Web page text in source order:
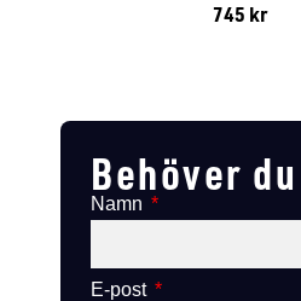
745 kr
Behöver
Namn
E-post